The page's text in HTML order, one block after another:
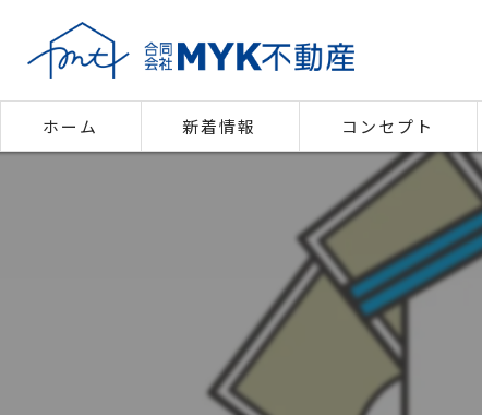
ホーム 新着情報 コンセプト
代表あいさつ